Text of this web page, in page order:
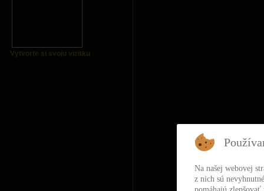
Vytvorte si svoju vizitku
Na našej webovej
z nich sú